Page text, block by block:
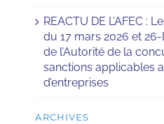
REACTU DE L’AFEC :
du 17 mars 2026 et
de l’Autorité de la
sanctions applicables
d’entreprises
ARCHIVES